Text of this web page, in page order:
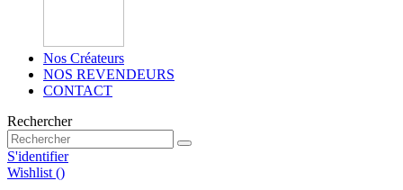
Nos Créateurs
NOS REVENDEURS
CONTACT
Rechercher
S'identifier
Wishlist ()